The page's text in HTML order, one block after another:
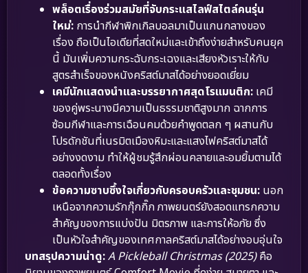
พล็อตเรื่องร่วมสมัยที่จับกระแสไลฟ์สไตล์คนรุ่น
ใหม่: การนำกีฬาพิกเกิลบอลมาเป็นแกนกลางของ
เรื่อง ถือเป็นไอเดียที่สดใหม่และเข้าถึงง่ายสำหรับคนยุค
นี้ มันเพิ่มความกระฉับกระเฉงและเสียงหัวเราะให้กับ
สูตรสำเร็จของหนังคริสต์มาสได้อย่างยอดเยี่ยม
เคมีนักแสดงนำและบรรยากาศสุดโรแมนติก: เคมี
ของคู่พระนางมีความเป็นธรรมชาติสูงมาก ฉากการ
ซ้อมกีฬาและการเฉือนคมด้วยคำพูดตลก ๆ ผสานกับ
โปรดักชันที่เนรมิตเมืองหิมะและแสงไฟคริสต์มาสได้
อย่างงดงาม ทำให้ผู้ชมรู้สึกผ่อนคลายและอมยิ้มตามได้
ตลอดทั้งเรื่อง
ข้อความซาบซึ้งใจเกี่ยวกับครอบครัวและชุมชน: นอก
เหนือจากความรักกุ๊กกิ๊ก ภาพยนตร์ยังสอดแทรกความ
สำคัญของการแบ่งปัน มิตรภาพ และการให้อภัย ซึ่ง
เป็นหัวใจสำคัญของเทศกาลคริสต์มาสได้อย่างอบอุ่นใจ
บทสรุปความน่าดู:A Pickleball Christmas (2025)คือ